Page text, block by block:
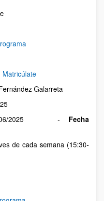
Matricúlate
Galarreta
06/2025 - Fecha
de cada semana (15:30-